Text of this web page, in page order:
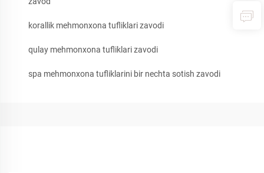
korallik mehmonxona tufliklari zavodi
qulay mehmonxona tufliklari zavodi
spa mehmonxona tufliklarini bir nechta sotish zavodi